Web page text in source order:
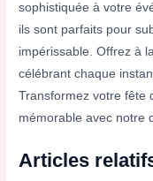
sophistiquée à votre
ils sont parfaits pour
impérissable. Offrez à
célébrant chaque
Transformez votre fête
mémorable avec notre
Articles